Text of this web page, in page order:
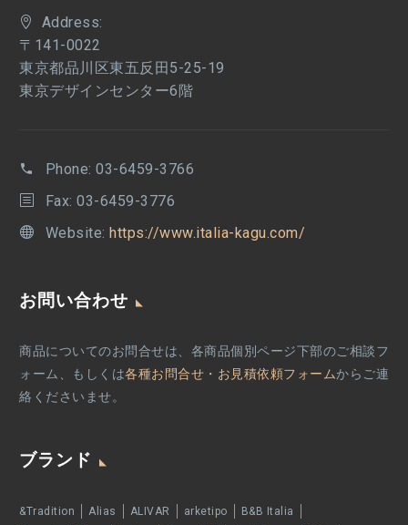
Address:
〒141-0022
東京都品川区東五反田5-25-19
東京デザインセンター6階
Phone: 03-6459-3766
Fax: 03-6459-3776
Website: https://www.italia-kagu.com/
お問い合わせ
商品についてのお問合せは、各商品個別ページ下部のご相談フ
ォーム、もしくは各種お問合せ・お見積依頼フォームからご連
絡くださいませ。
ブランド
&Tradition Alias ALIVAR arketipo
B&B Italia